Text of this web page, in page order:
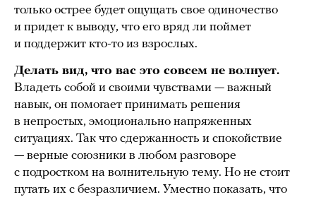
только острее будет ощущать свое одиночество
и придет к выводу, что его вряд ли поймет
и поддержит кто-то из взрослых.
Делать вид, что вас это совсем не волнует.
Владеть собой и своими чувствами — важный
навык, он помогает принимать решения
в непростых, эмоционально напряженных
ситуациях. Так что сдержанность и спокойствие
— верные союзники в любом разговоре
с подростком на волнительную тему. Но не стоит
путать их с безразличием. Уместно показать, что